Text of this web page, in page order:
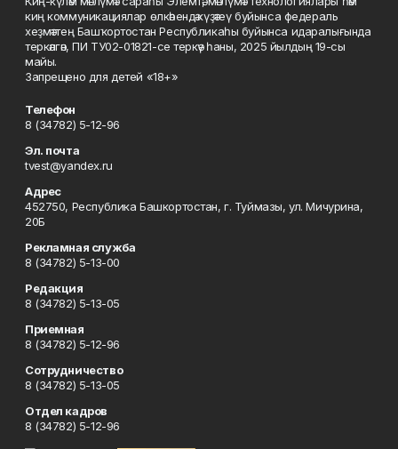
киң коммуникациялар өлкәһендә күҙәтеү буйынса федераль
хеҙмәттең Башҡортостан Республикаһы буйынса идаралығында
теркәлгән, ПИ ТУ02-01821-се теркәү һаны, 2025 йылдың 19-сы
майы.
Запрещено для детей «18+»
Телефон
8 (34782) 5-12-96
Эл. почта
tvest@yandex.ru
Адрес
452750, Республика Башкортостан, г. Туймазы, ул. Мичурина,
20Б
Рекламная служба
8 (34782) 5-13-00
Редакция
8 (34782) 5-13-05
Приемная
8 (34782) 5-12-96
Сотрудничество
8 (34782) 5-13-05
Отдел кадров
8 (34782) 5-12-96